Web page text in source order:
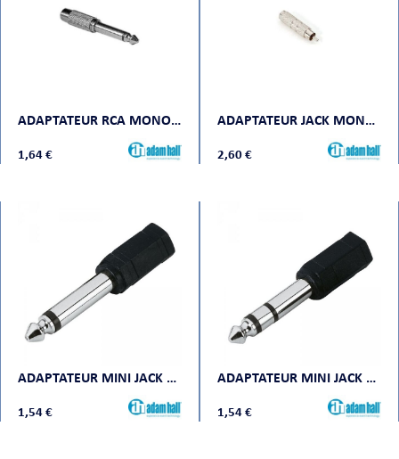
ADAPTATEUR RCA MONO FEMELLE VERS JACK MONO MÂLE
1,64 €
ADAPTATEUR JACK MONO FEMELLE VERS RCA MONO MÂLE
2,60 €
ADAPTATEUR MINI JACK MONO FEMELLE VERS JACK MONO MÂLE
1,54 €
ADAPTATEUR MINI JACK STÉRÉO FEMELLE VERS JACK STÉRÉO MÂLE
1,54 €